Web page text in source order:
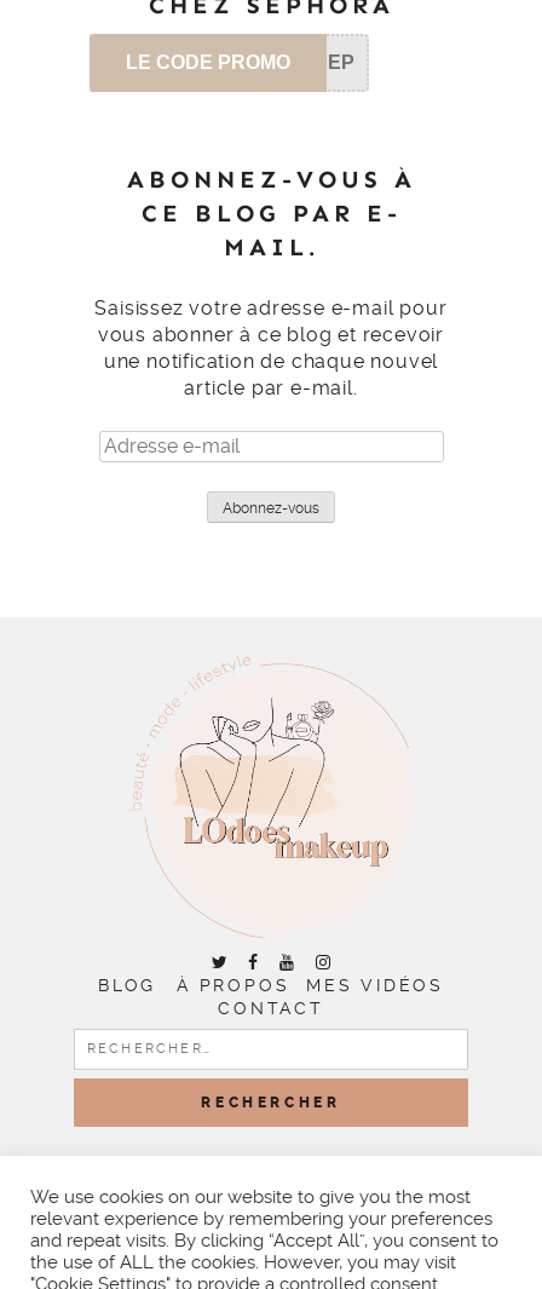
LE CODE PROMO SEP
ABONNEZ-VOUS À
CE BLOG PAR E-
MAIL.
Saisissez votre adresse e-mail pour
vous abonner à ce blog et recevoir
une notification de chaque nouvel
article par e-mail.
Adresse
e-
Abonnez-vous
BLOG À PROPOS
MES VIDÉOS
CONTACT
RECHERCHER :
BY LITTLE THEME SHOP
We use cookies on our website to give you the most
relevant experience by remembering your preferences
and repeat visits. By clicking “Accept All”, you consent to
the use of ALL the cookies. However, you may visit
"Cookie Settings" to provide a controlled consent.